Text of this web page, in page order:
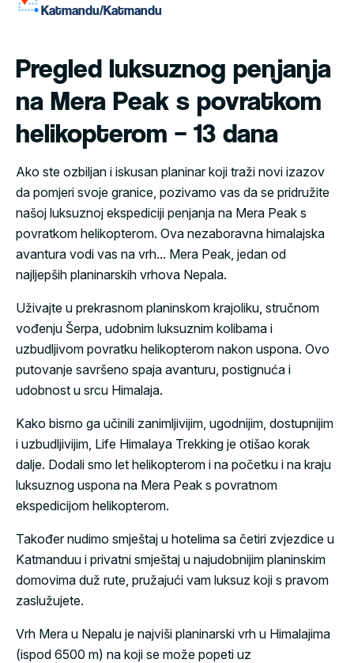
Katmandu/Katmandu
Pregled luksuznog penjanja
na Mera Peak s povratkom
helikopterom – 13 dana
Ako ste ozbiljan i iskusan planinar koji traži novi izazov
da pomjeri svoje granice, pozivamo vas da se pridružite
našoj luksuznoj ekspediciji penjanja na Mera Peak s
povratkom helikopterom. Ova nezaboravna himalajska
avantura vodi vas na vrh... Mera Peak, jedan od
najljepših planinarskih vrhova Nepala.
Uživajte u prekrasnom planinskom krajoliku, stručnom
vođenju Šerpa, udobnim luksuznim kolibama i
uzbudljivom povratku helikopterom nakon uspona. Ovo
putovanje savršeno spaja avanturu, postignuća i
udobnost u srcu Himalaja.
Kako bismo ga učinili zanimljivijim, ugodnijim, dostupnijim
i uzbudljivijim, Life Himalaya Trekking je otišao korak
dalje. Dodali smo let helikopterom i na početku i na kraju
luksuznog uspona na Mera Peak s povratnom
ekspedicijom helikopterom.
Također nudimo smještaj u hotelima sa četiri zvjezdice u
Katmanduu i privatni smještaj u najudobnijim planinskim
domovima duž rute, pružajući vam luksuz koji s pravom
zaslužujete.
Vrh Mera u Nepalu je najviši planinarski vrh u Himalajima
(ispod 6500 m) na koji se može popeti uz